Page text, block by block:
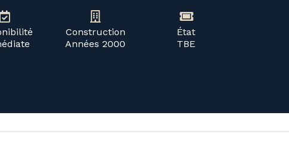
Années 2000
Construction
TBE
État